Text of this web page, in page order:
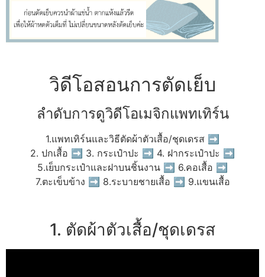
วิดีโอสอนการตัดเย็บ
ลำดับการดูวิดีโอเมจิกแพทเทิร์น
1.แพทเทิร์นและวิธีตัดผ้าตัวเสื้อ/ชุดเดรส ➡
2. ปกเสื้อ ➡ 3. กระเป๋าปะ ➡ 4. ฝากระเป๋าปะ ➡
5.เย็บกระเป๋าและฝาบนชิ้นงาน ➡ 6.คอเสื้อ ➡
7.ตะเข็บข้าง ➡ 8.ระบายชายเสื้อ ➡ 9.แขนเสื้อ
1. ตัดผ้าตัวเสื้อ/ชุดเดรส